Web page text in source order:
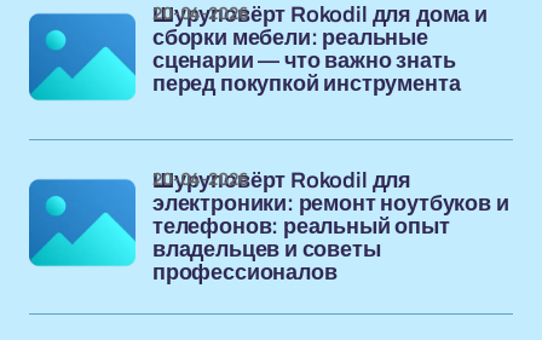
Шуруповёрт Rokodil для дома и
сборки мебели: реальные
сценарии — что важно знать
перед покупкой инструмента
20-04-2026
Шуруповёрт Rokodil для
электроники: ремонт ноутбуков и
телефонов: реальный опыт
владельцев и советы
профессионалов
20-04-2026